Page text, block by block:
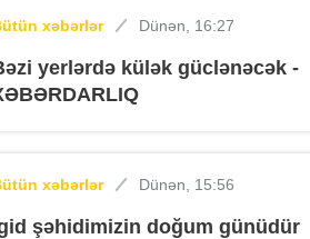
xəbərlər Dünən, 16:27
yerlərdə külək güclənəcək -
xəbərlər Dünən, 15:56
şəhidimizin doğum günüdür